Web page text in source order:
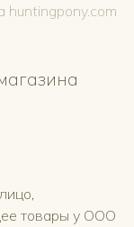
huntingpony.com
товары у ООО